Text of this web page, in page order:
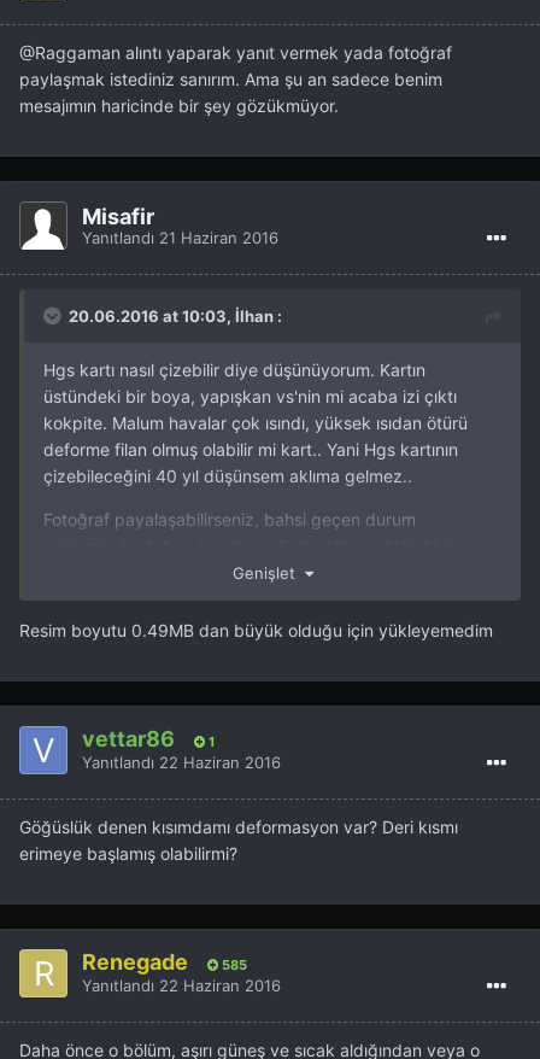
@Raggaman alıntı yaparak yanıt vermek yada fotoğraf
paylaşmak istediniz sanırım. Ama şu an sadece benim
mesajımın haricinde bir şey gözükmüyor.
Misafir
Yanıtlandı 21 Haziran 2016
20.06.2016 at 10:03, İlhan :
Hgs kartı nasıl çizebilir diye düşünüyorum. Kartın
üstündeki bir boya, yapışkan vs'nin mi acaba izi çıktı
kokpite. Malum havalar çok ısındı, yüksek ısıdan ötürü
deforme filan olmuş olabilir mi kart.. Yani Hgs kartının
çizebileceğini 40 yıl düşünsem aklıma gelmez..
Fotoğraf payalaşabilirseniz, bahsi geçen durum
Genişlet
Resim boyutu 0.49MB dan büyük olduğu için yükleyemedim
vettar86 1
Yanıtlandı 22 Haziran 2016
Göğüslük denen kısımdamı deformasyon var? Deri kısmı
erimeye başlamış olabilirmi?
Renegade 585
Yanıtlandı 22 Haziran 2016
Daha önce o bölüm, aşırı güneş ve sıcak aldığından veya o